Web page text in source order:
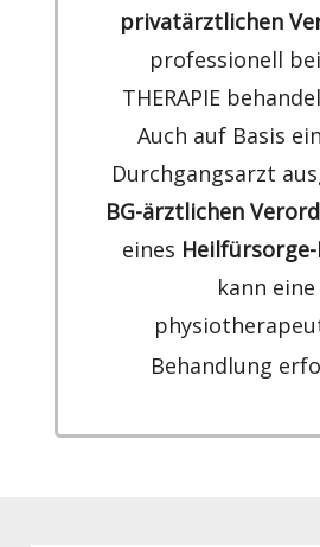
privatärztlichen
professionell
THERAPIE
Auch auf Basis
Durchgangsarzt
BG-ärztlichen
eines
kann eine
Behandlung